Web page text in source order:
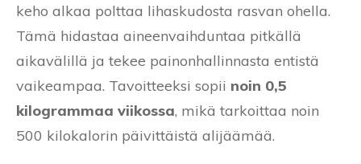
keho alkaa polttaa lihaskudosta rasvan ohella.
Tämä hidastaa aineenvaihduntaa pitkällä
aikavälillä ja tekee painonhallinnasta entistä
vaikeampaa. Tavoitteeksi sopii noin 0,5
kilogrammaa viikossa, mikä tarkoittaa noin
500 kilokalorin päivittäistä alijäämää.